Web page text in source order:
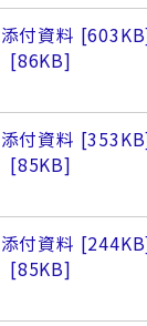
添付資料 603KB
86KB
添付資料 353KB
85KB
添付資料 244KB
85KB